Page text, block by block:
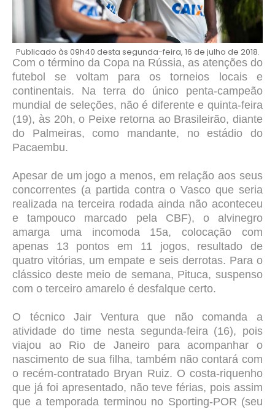
Publicado às 09h40 desta segunda-feira, 16 de julho de 2018.
Com o término da Copa na Rússia, as atenções do
futebol se voltam para os torneios locais e
continentais. Na terra do único penta-campeão
mundial de seleções, não é diferente e quinta-feira
(19), às 20h, o Peixe retorna ao Brasileirão, diante
do Palmeiras, como mandante, no estádio do
Pacaembu.
Apesar de um jogo a menos, em relação aos seus
concorrentes (a partida contra o Vasco que seria
realizada na terceira rodada ainda não aconteceu
e tampouco marcado pela CBF), o alvinegro
amarga uma incomoda 15a, colocação com
apenas 13 pontos em 11 jogos, resultado de
quatro vitórias, um empate e seis derrotas. Para o
clássico deste meio de semana, Pituca, suspenso
com o terceiro amarelo é desfalque certo.
O técnico Jair Ventura que não comanda a
atividade do time nesta segunda-feira (16), pois
viajou ao Rio de Janeiro para acompanhar o
nascimento de sua filha, também não contará com
o recém-contratado Bryan Ruiz. O costa-riquenho
que já foi apresentado, não teve férias, pois assim
que a temporada terminou no Sporting-POR (seu